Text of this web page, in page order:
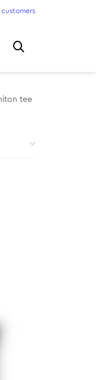
tee